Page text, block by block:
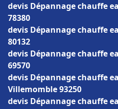
devis Dépannage chauffe
78380
devis Dépannage chauffe
80132
devis Dépannage chauffe
69570
devis Dépannage chauffe
Villemomble 93250
devis Dépannage chauffe